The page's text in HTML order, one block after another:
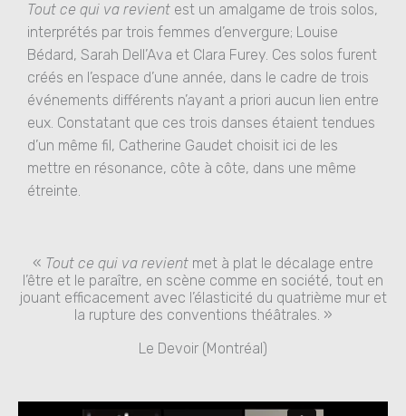
Tout ce qui va revient est un amalgame de trois solos,
interprétés par trois femmes d’envergure; Louise
Bédard, Sarah Dell’Ava et Clara Furey. Ces solos furent
créés en l’espace d’une année, dans le cadre de trois
événements différents n’ayant a priori aucun lien entre
eux. Constatant que ces trois danses étaient tendues
d’un même fil, Catherine Gaudet choisit ici de les
mettre en résonance, côte à côte, dans une même
étreinte.
« Tout ce qui va revient met à plat le décalage entre
l’être et le paraître, en scène comme en société, tout en
jouant efficacement avec l’élasticité du quatrième mur et
la rupture des conventions théâtrales. »
Le Devoir (Montréal)